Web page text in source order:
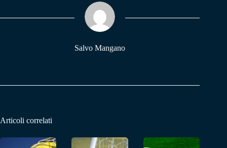
pp m
Salvo Mangano
Articoli correlati